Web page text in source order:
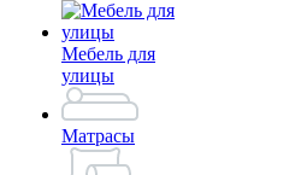
Мебель для
улицы
Матрасы